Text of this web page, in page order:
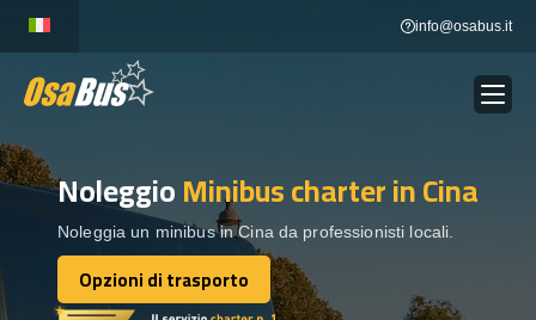
content
info@osabus.it
NOLEGGIO AUTOBUS Show dropdown
DESTINAZIONI
NoleggioMinibus charterin Cina
Noleggia un minibus in Cina da professionisti locali.
Opzioni di trasporto
Opzioni di trasporto